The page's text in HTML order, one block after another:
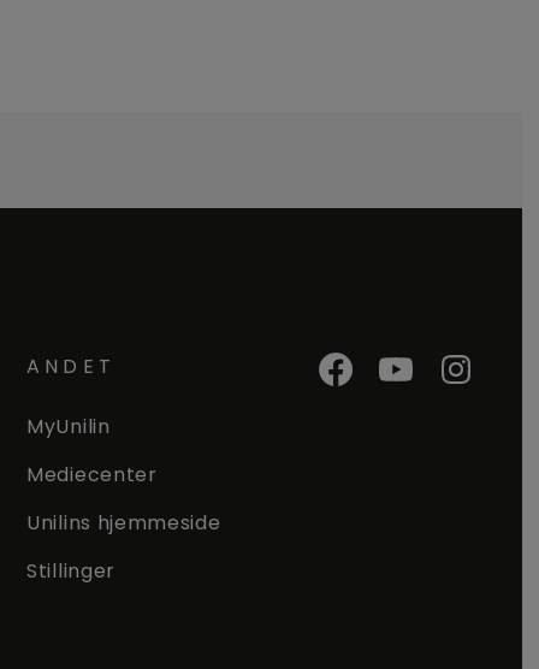
ANDET
MyUnilin
Mediecenter
Unilins hjemmeside
Stillinger